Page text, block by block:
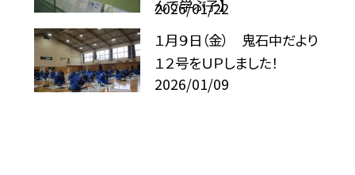
んで学ぶ子】
2026/01/22
１月９日（金） 鬼石中だより
１２号をＵＰしました！
2026/01/09